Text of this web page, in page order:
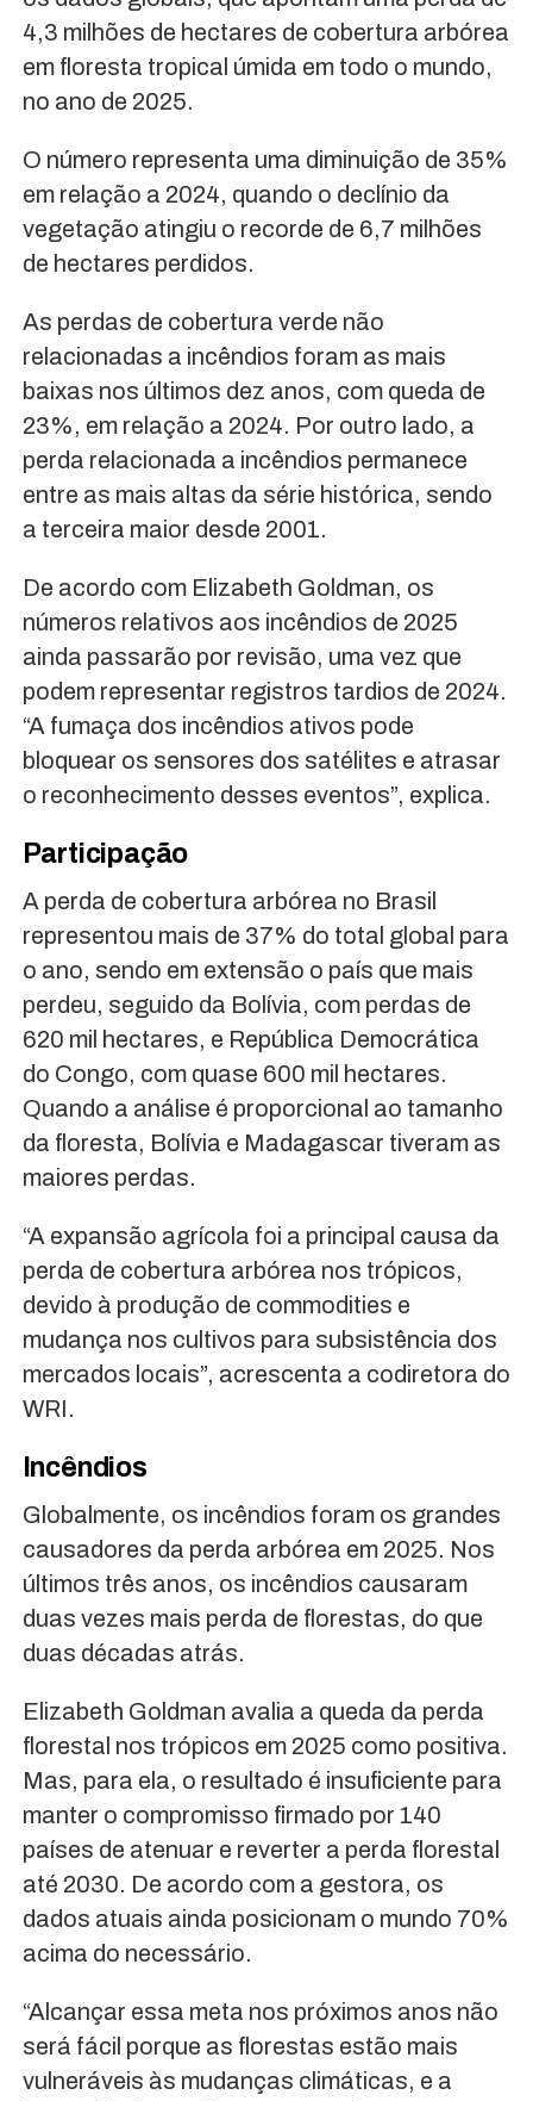
4,3 milhões de hectares de cobertura arbórea
em floresta tropical úmida em todo o mundo,
no ano de 2025.
O número representa uma diminuição de 35%
em relação a 2024, quando o declínio da
vegetação atingiu o recorde de 6,7 milhões
de hectares perdidos.
As perdas de cobertura verde não
relacionadas a incêndios foram as mais
baixas nos últimos dez anos, com queda de
23%, em relação a 2024. Por outro lado, a
perda relacionada a incêndios permanece
entre as mais altas da série histórica, sendo
a terceira maior desde 2001.
De acordo com Elizabeth Goldman, os
números relativos aos incêndios de 2025
ainda passarão por revisão, uma vez que
podem representar registros tardios de 2024.
“A fumaça dos incêndios ativos pode
bloquear os sensores dos satélites e atrasar
o reconhecimento desses eventos”, explica.
Participação
A perda de cobertura arbórea no Brasil
representou mais de 37% do total global para
o ano, sendo em extensão o país que mais
perdeu, seguido da Bolívia, com perdas de
620 mil hectares, e República Democrática
do Congo, com quase 600 mil hectares.
Quando a análise é proporcional ao tamanho
da floresta, Bolívia e Madagascar tiveram as
maiores perdas.
“A expansão agrícola foi a principal causa da
perda de cobertura arbórea nos trópicos,
devido à produção de commodities e
mudança nos cultivos para subsistência dos
mercados locais”, acrescenta a codiretora do
WRI.
Incêndios
Globalmente, os incêndios foram os grandes
causadores da perda arbórea em 2025. Nos
últimos três anos, os incêndios causaram
duas vezes mais perda de florestas, do que
duas décadas atrás.
Elizabeth Goldman avalia a queda da perda
florestal nos trópicos em 2025 como positiva.
Mas, para ela, o resultado é insuficiente para
manter o compromisso firmado por 140
países de atenuar e reverter a perda florestal
até 2030. De acordo com a gestora, os
dados atuais ainda posicionam o mundo 70%
acima do necessário.
“Alcançar essa meta nos próximos anos não
será fácil porque as florestas estão mais
vulneráveis às mudanças climáticas, e a